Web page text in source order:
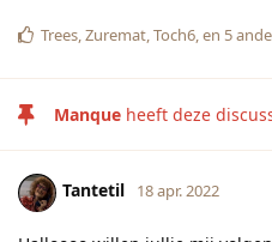
Trees Zuremat Toch6 , en 5
Manque heeft deze
Tantetil 18 apr. 2022